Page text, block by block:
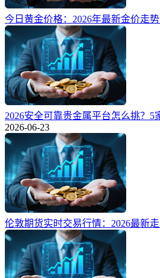
今日黄金价格：2026年最新金价走
2026安全可靠贵金属平台怎么挑？5
2026-06-23
伦敦期货实时交易行情：2026最新